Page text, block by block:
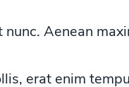
Aenean
erat enim